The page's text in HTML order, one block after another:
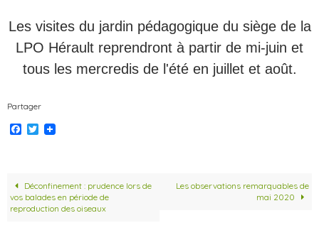
Les visites du jardin pédagogique du siège de la
LPO Hérault reprendront à partir de mi-juin et
tous les mercredis de l'été en juillet et août.
Partager
F
o
o
k
T
e
r
Déconfinement : prudence lors de
vos balades en période de
reproduction des oiseaux
Les observations remarquables de
mai 2020